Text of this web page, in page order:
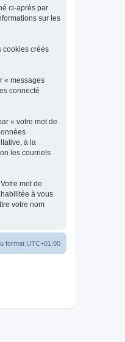
ci-après par
sur les
cookies créés
« messages
connecté
« votre mot de
à la
les courriels
mot de
à vous
votre nom
format UTC+01:00